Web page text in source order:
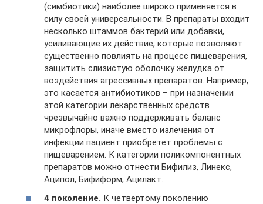
(симбиотики) наиболее широко применяется в
силу своей универсальности. В препараты входит
несколько штаммов бактерий или добавки,
усиливающие их действие, которые позволяют
существенно повлиять на процесс пищеварения,
защитить слизистую оболочку желудка от
воздействия агрессивных препаратов. Например,
это касается антибиотиков – при назначении
этой категории лекарственных средств
чрезвычайно важно поддерживать баланс
микрофлоры, иначе вместо излечения от
инфекции пациент приобретет проблемы с
пищеварением. К категории поликомпонентных
препаратов можно отнести Бифилиз, Линекс,
Аципол, Бифиформ, Ацилакт.
4 поколение. К четвертому поколению